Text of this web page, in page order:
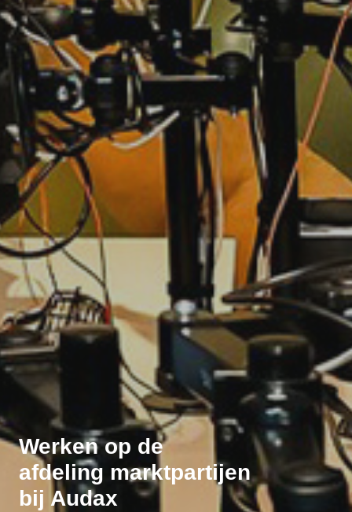
Werken op de
afdeling marktpartijen
bij Audax